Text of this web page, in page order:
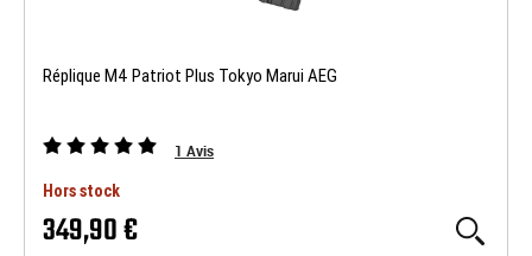
Réplique M4 Patriot Plus Tokyo Marui AEG
1 Avis
Hors stock
349,90 €